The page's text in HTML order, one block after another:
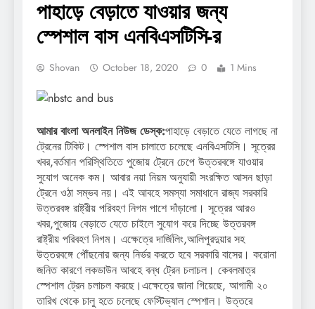
পাহাড়ে বেড়াতে যাওয়ার জন্য
স্পেশাল বাস এনবিএসটিসি-র
Shovan October 18, 2020 0 1 Mins
আমার বাংলা অনলাইন নিউজ ডেস্ক:পাহাড়ে বেড়াতে যেতে লাগছে না
ট্রেনের টিকিট। স্পেশাল বাস চালাতে চলেছে এনবিএসটিসি। সূত্রের
খবর,বর্তমান পরিস্থিতিতে পুজোয় ট্রেনে চেপে উত্তরবঙ্গে যাওয়ার
সুযোগ অনেক কম। আবার নয়া নিয়ম অনুযায়ী সংরক্ষিত আসন ছাড়া
ট্রেনে ওঠা সম্ভব নয়। এই আবহে সমস্যা সমাধানে রাজ্য সরকারি
উত্তরবঙ্গ রাষ্ট্রীয় পরিবহণ নিগম পাশে দাঁড়ালো। সূত্রের আরও
খবর,পুজোয় বেড়াতে যেতে চাইলে সুযোগ করে দিচ্ছে উত্তরবঙ্গ
রাষ্ট্রীয় পরিবহণ নিগম। এক্ষেত্রে দার্জিলিং,আলিপুরদুয়ার সহ
উত্তরবঙ্গে পৌঁছনোর জন্য নির্ভর করতে হবে সরকারি বাসের। করোনা
জনিত কারণে লকডাউন আবহে বন্ধ ট্রেন চলাচল। কেবলমাত্র
স্পেশাল ট্রেন চলাচল করছে।এক্ষেত্রে জানা গিয়েছে, আগামী ২০
তারিখ থেকে চালু হতে চলেছে ফেস্টিভ্যাল স্পেশাল। উত্তরে